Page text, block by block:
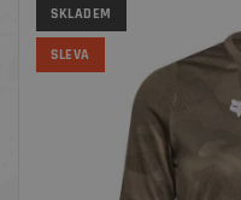
SKLADEM
SLEVA